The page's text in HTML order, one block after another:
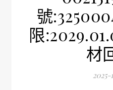
號
限
材